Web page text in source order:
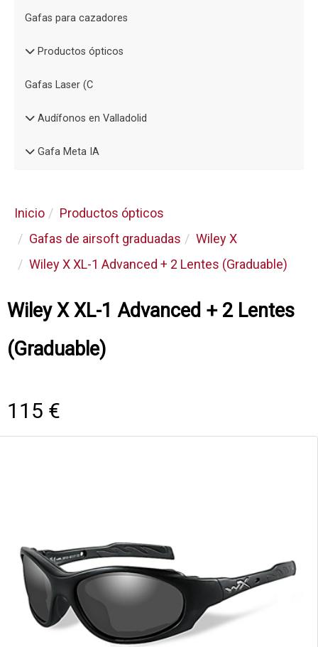
Gafas para cazadores
Productos ópticos
Gafas Laser (C
Audífonos en Valladolid
Gafa Meta IA
Inicio
Productos ópticos
Gafas de airsoft graduadas
Wiley X
Wiley X XL-1 Advanced + 2 Lentes (Graduable)
Wiley X XL-1 Advanced + 2 Lentes
(Graduable)
115 €